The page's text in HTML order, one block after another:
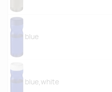
blue
blue,white